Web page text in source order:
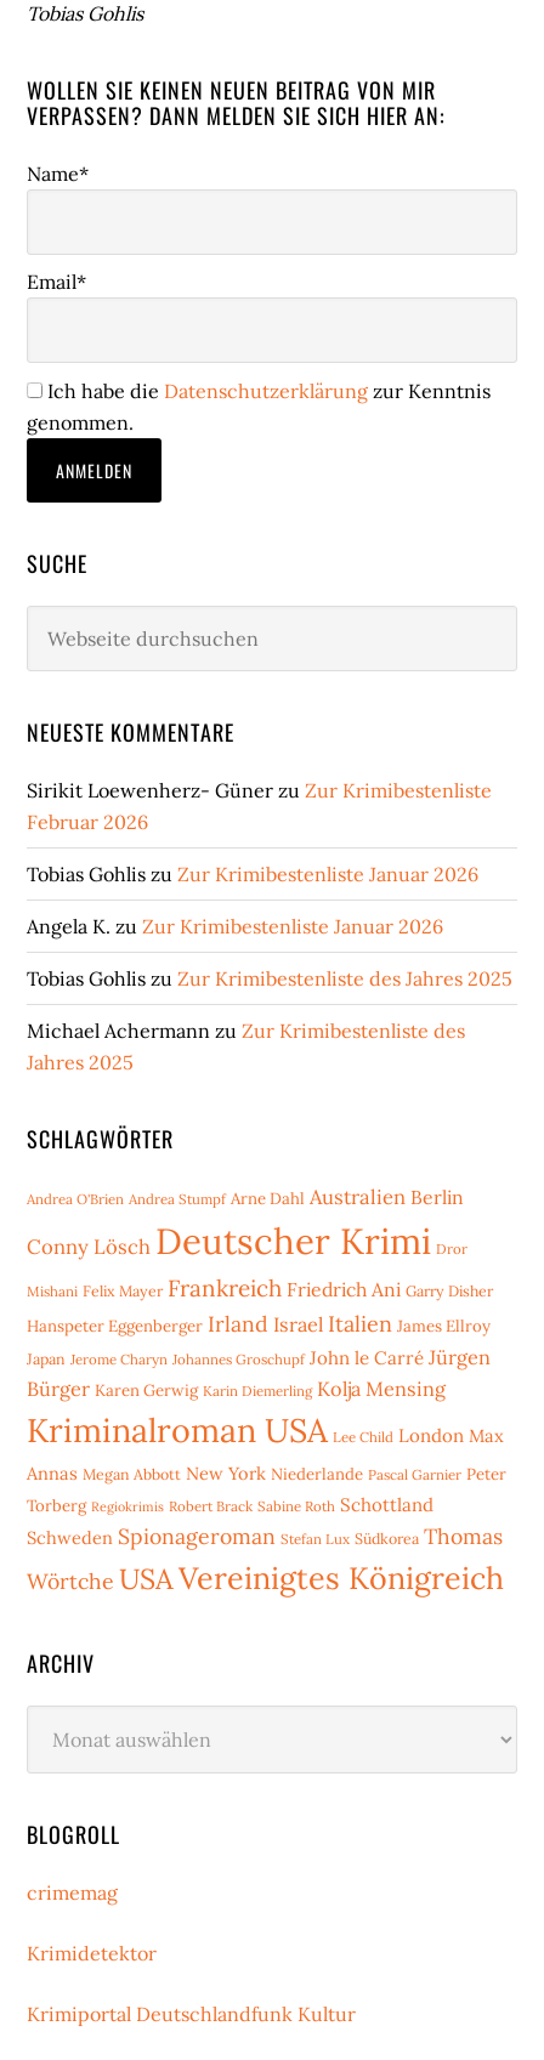
Tobias Gohlis
WOLLEN SIE KEINEN NEUEN BEITRAG VON MIR
VERPASSEN? DANN MELDEN SIE SICH HIER AN:
Name*
Email*
Ich habe die Datenschutzerklärung zur Kenntnis
genommen.
SUCHE
durchsuchen
NEUESTE KOMMENTARE
Sirikit Loewenherz- Güner zuZur Krimibestenliste
Februar 2026
Tobias Gohlis zuZur Krimibestenliste Januar 2026
Angela K. zuZur Krimibestenliste Januar 2026
Tobias Gohlis zuZur Krimibestenliste des Jahres 2025
Michael Achermann zuZur Krimibestenliste des
Jahres 2025
SCHLAGWÖRTER
Andrea O'Brien Andrea Stumpf Arne Dahl Australien Berlin
Conny Lösch Deutscher Krimi Dror
Mishani Felix Mayer Frankreich Friedrich Ani Garry Disher
Hanspeter Eggenberger Irland Israel Italien James Ellroy
Japan Jerome Charyn Johannes Groschupf John le Carré Jürgen
Bürger Karen Gerwig Karin Diemerling Kolja Mensing
Kriminalroman USA Lee Child London Max
Annas Megan Abbott New York Niederlande Pascal Garnier Peter
Torberg Regiokrimis Robert Brack Sabine Roth Schottland
Schweden Spionageroman Stefan Lux Südkorea Thomas
Wörtche USAVereinigtes Königreich
ARCHIV
BLOGROLL
crimemag
Krimidetektor
Krimiportal Deutschlandfunk Kultur